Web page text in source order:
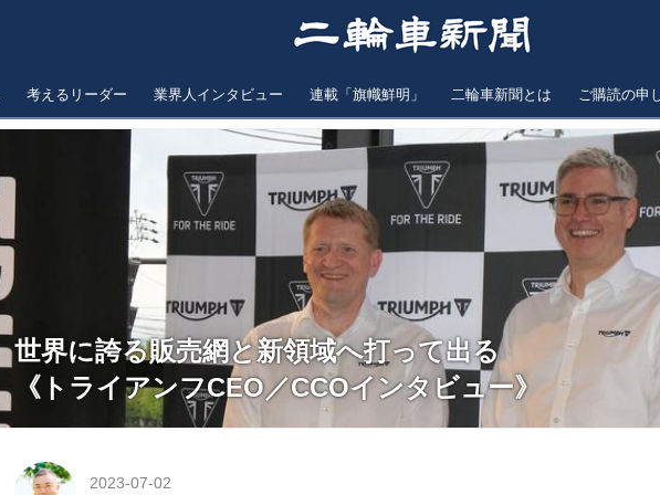
考えるリーダー 業界人インタビュー 連載「旗幟鮮明」 二輪車新聞とは ご購読の申
世界に誇る販売網と新領域へ打って出る
《トライアンフCEO／CCOインタビュー》
2023-07-02